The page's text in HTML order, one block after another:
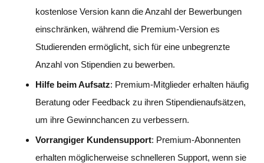
kostenlose Version kann die Anzahl der Bewerbungen
einschränken, während die Premium-Version es
Studierenden ermöglicht, sich für eine unbegrenzte
Anzahl von Stipendien zu bewerben.
Hilfe beim Aufsatz: Premium-Mitglieder erhalten häufig
Beratung oder Feedback zu ihren Stipendienaufsätzen,
um ihre Gewinnchancen zu verbessern.
Vorrangiger Kundensupport: Premium-Abonnenten
erhalten möglicherweise schnelleren Support, wenn sie